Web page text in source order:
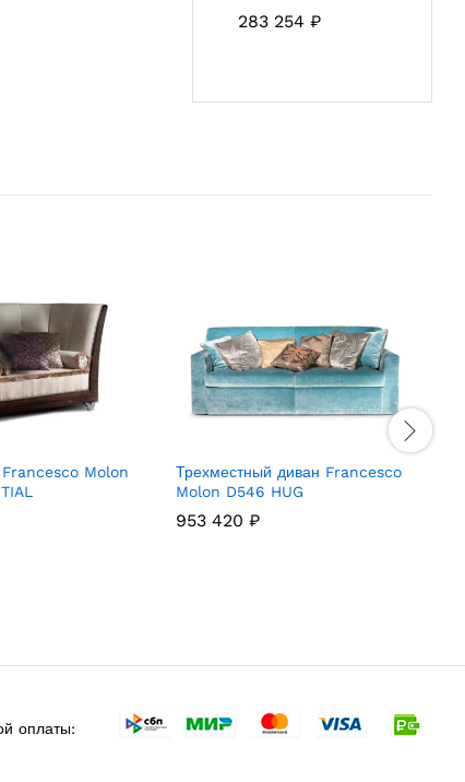
283 254₽
Molon
Трехместный диван Francesco
Molon D546 HUG
953 420 ₽
оплаты: